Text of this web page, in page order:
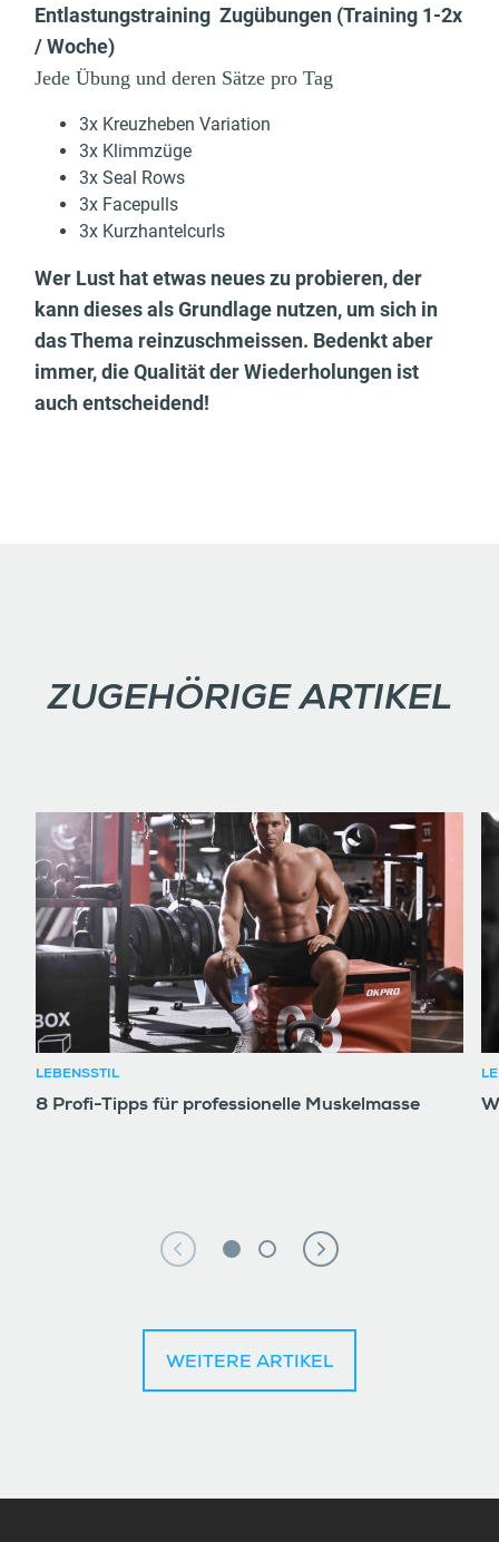
Entlastungstraining Zugübungen (Training 1-2x
/ Woche)
Jede Übung und deren Sätze pro Tag
3x Kreuzheben Variation
3x Klimmzüge
3x Seal Rows
3x Facepulls
3x Kurzhantelcurls
Wer Lust hat etwas neues zu probieren, der
kann dieses als Grundlage nutzen, um sich in
das Thema reinzuschmeissen. Bedenkt aber
immer, die Qualität der Wiederholungen ist
auch entscheidend!
ZUGEHÖRIGE ARTIKEL
LEBENSSTIL
8 Profi-Tipps für professionelle Muskelmasse
WEITERE ARTIKEL